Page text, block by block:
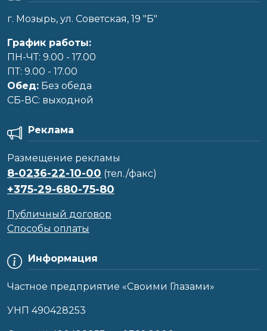
г. Мозырь, ул. Советская, 19 "Б"
График работы:
ПН-ЧТ: 9.00 - 17.00
ПТ: 9.00 - 17.00
Обед: Без обеда
CБ-ВС: выходной
Информация
Частное предприятие «Своими Глазами»
УНП 490428253
Реклама
Размещение рекламы
8-0236-22-10-00 (тел./факс)
+375-29-680-75-80
Публичный договор
Способы оплаты